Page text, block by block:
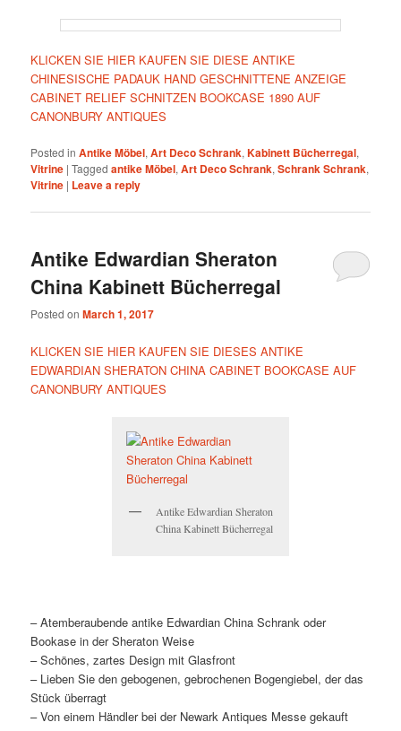
KLICKEN SIE HIER KAUFEN SIE DIESE ANTIKE
CHINESISCHE PADAUK HAND GESCHNITTENE ANZEIGE
CABINET RELIEF SCHNITZEN BOOKCASE 1890 AUF
CANONBURY ANTIQUES
Posted in Antike Möbel,Art Deco Schrank,Kabinett Bücherregal,
Vitrine |Tagged antike Möbel,Art Deco Schrank,Schrank Schrank,
Vitrine | Leave a reply
Antike Edwardian Sheraton
China Kabinett Bücherregal
Posted onMarch 1, 2017
KLICKEN SIE HIER KAUFEN SIE DIESES ANTIKE
EDWARDIAN SHERATON CHINA CABINET BOOKCASE AUF
CANONBURY ANTIQUES
Antike Edwardian Sheraton
China Kabinett Bücherregal
– Atemberaubende antike Edwardian China Schrank oder
Bookase in der Sheraton Weise
– Schönes, zartes Design mit Glasfront
– Lieben Sie den gebogenen, gebrochenen Bogengiebel, der das
Stück überragt
– Von einem Händler bei der Newark Antiques Messe gekauft